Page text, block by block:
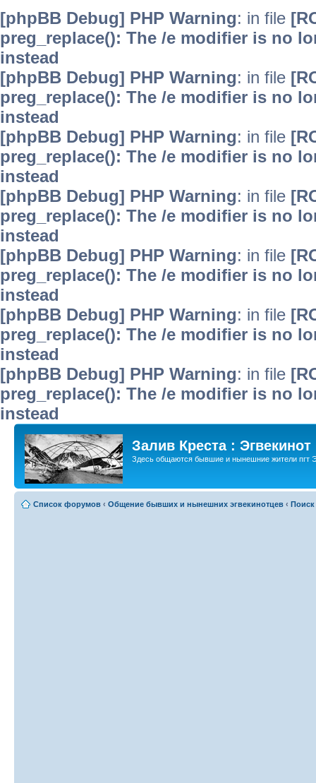
[phpBB Debug] PHP Warning: in file
preg_replace(): The /e modifier is no
instead
[phpBB Debug] PHP Warning: in file
preg_replace(): The /e modifier is no
instead
[phpBB Debug] PHP Warning: in file
preg_replace(): The /e modifier is no
instead
[phpBB Debug] PHP Warning: in file
preg_replace(): The /e modifier is no
instead
[phpBB Debug] PHP Warning: in file
preg_replace(): The /e modifier is no
instead
[phpBB Debug] PHP Warning: in file
preg_replace(): The /e modifier is no
instead
[phpBB Debug] PHP Warning: in file
preg_replace(): The /e modifier is no
instead
Залив Креста : Эгвекинот
Здесь общаются бывшие и нынешние жители пгт
Список форумов ‹ Общение бывших и нынешних эгвекинотцев ‹ Поиск